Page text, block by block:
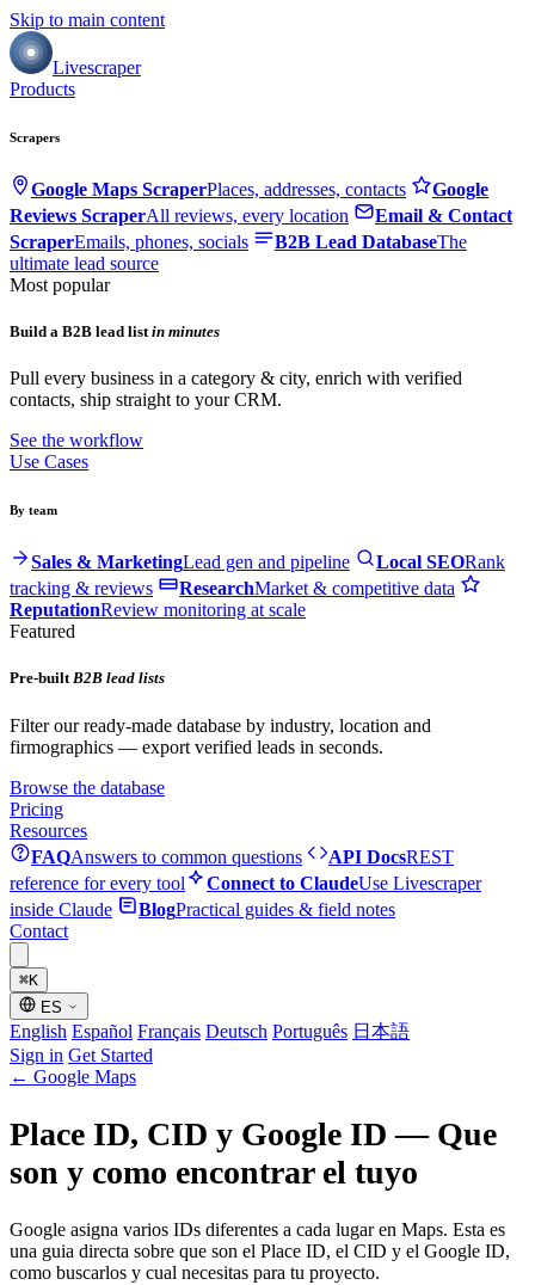
Skip to main content
Livescraper
Products
Scrapers
Google Maps ScraperPlaces, addresses, contacts
Google
Reviews ScraperAll reviews, every location
Email & Contact
ScraperEmails, phones, socials B2B Lead DatabaseThe
ultimate lead source
Most popular
Build a B2B lead listin minutes
Pull every business in a category & city, enrich with verified
contacts, ship straight to your CRM.
See the workflow
Use Cases
By team
Sales & MarketingLead gen and pipeline Local SEORank
tracking & reviews
ResearchMarket & competitive data
ReputationReview monitoring at scale
Featured
Pre-builtB2B lead lists
Filter our ready-made database by industry, location and
firmographics — export verified leads in seconds.
Browse the database
Pricing
Resources
FAQAnswers to common questions API DocsREST
reference for every tool
Connect to ClaudeUse Livescraper
inside Claude
BlogPractical guides & field notes
Contact
⌘K
ES
English Español Français Deutsch Português 日本語
Sign in Get Started
← Google Maps
Place ID, CID y Google ID — Que
son y como encontrar el tuyo
Google asigna varios IDs diferentes a cada lugar en Maps. Esta es
una guia directa sobre que son el Place ID, el CID y el Google ID,
como buscarlos y cual necesitas para tu proyecto.